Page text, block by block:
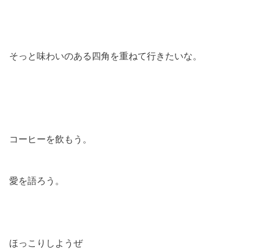
そっと味わいのある四角を重ねて行きたいな。
コーヒーを飲もう。
愛を語ろう。
ほっこりしようぜ